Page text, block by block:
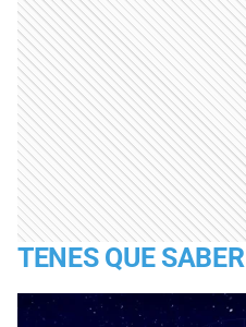
TENES QUE SABER